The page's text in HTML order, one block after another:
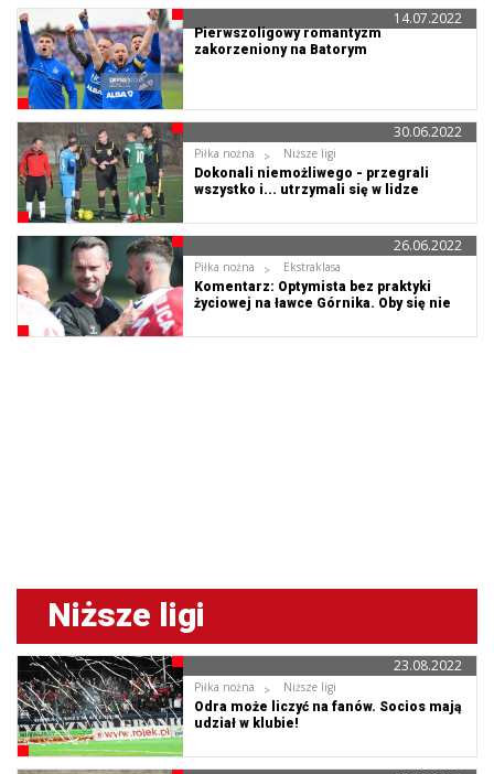
Pierwszoligowy romantyzm
zakorzeniony na Batorym
14.07.2022
Piłka nożna
Niższe ligi
Dokonali niemożliwego - przegrali
wszystko i... utrzymali się w lidze
30.06.2022
Piłka nożna
Ekstraklasa
Komentarz: Optymista bez praktyki
życiowej na ławce Górnika. Oby się nie
26.06.2022
Niższe ligi
Piłka nożna
Niższe ligi
Odra może liczyć na fanów. Socios mają
udział w klubie!
23.08.2022